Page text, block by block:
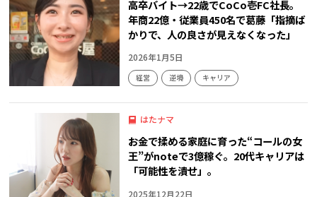
高卒バイト→22歳でCoCo壱FC社長。
年商22億・従業員450名で葛藤「指摘ば
かりで、人の良さが見えなくなった」
2026年1月5日
経営 逆境 キャリア
はたナマ
お金で揉める家庭に育った“コールの女
王”がnoteで3億稼ぐ。20代キャリアは
「可能性を潰せ」。
2025年12月22日